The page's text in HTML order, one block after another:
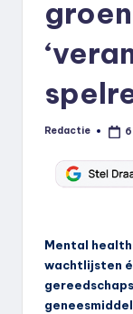
Geplaatst
Redactie
Mental
wachtlijsten